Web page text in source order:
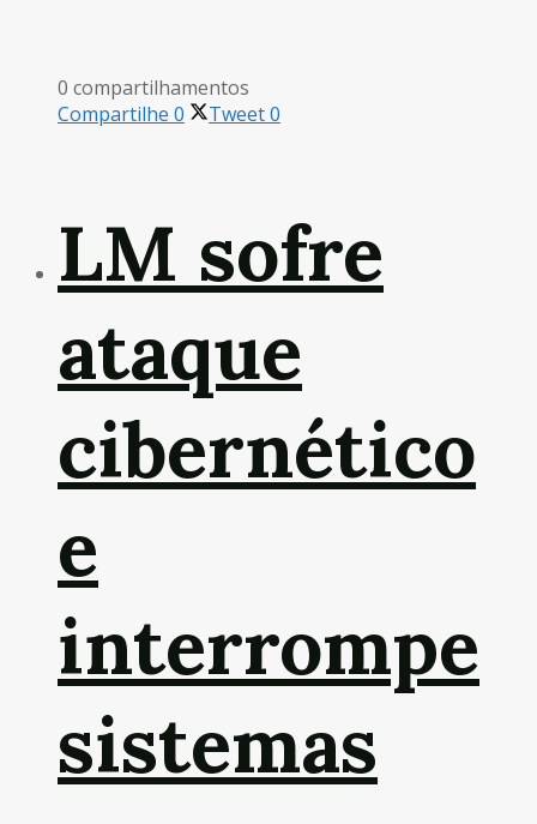
0 compartilhamentos
Compartilhe 0 Tweet0
LM sofre
ataque
cibernético
e
interrompe
sistemas